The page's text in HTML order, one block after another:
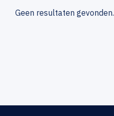
Geen resultaten gevonden.